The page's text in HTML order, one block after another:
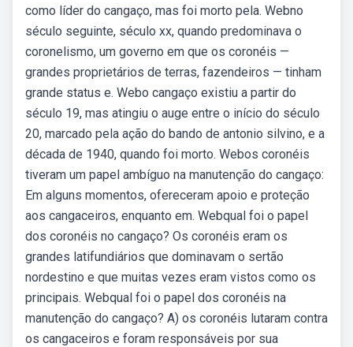
como líder do cangaço, mas foi morto pela. Webno
século seguinte, século xx, quando predominava o
coronelismo, um governo em que os coronéis —
grandes proprietários de terras, fazendeiros — tinham
grande status e. Webo cangaço existiu a partir do
século 19, mas atingiu o auge entre o início do século
20, marcado pela ação do bando de antonio silvino, e a
década de 1940, quando foi morto. Webos coronéis
tiveram um papel ambíguo na manutenção do cangaço:
Em alguns momentos, ofereceram apoio e proteção
aos cangaceiros, enquanto em. Webqual foi o papel
dos coronéis no cangaço? Os coronéis eram os
grandes latifundiários que dominavam o sertão
nordestino e que muitas vezes eram vistos como os
principais. Webqual foi o papel dos coronéis na
manutenção do cangaço? A) os coronéis lutaram contra
os cangaceiros e foram responsáveis por sua